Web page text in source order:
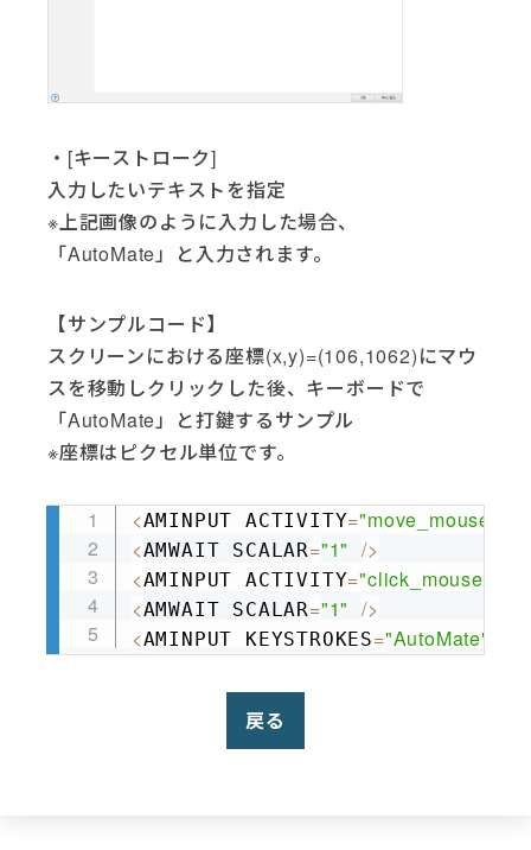
・[キーストローク]
入力したいテキストを指定
※上記画像のように入力した場合、
「AutoMate」と入力されます。
【サンプルコード】
スクリーンにおける座標(x,y)=(106,1062)にマウ
スを移動しクリックした後、キーボードで
「AutoMate」と打鍵するサンプル
※座標はピクセル単位です。
<AMINPUT ACTIVITY="move_mouse"
<AMWAIT SCALAR="1" />
<AMINPUT ACTIVITY="click_mouse"
<AMWAIT SCALAR="1" />
<AMINPUT KEYSTROKES="AutoMate"
Copy
戻る